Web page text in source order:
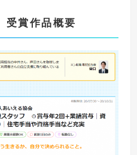
受賞作品概要